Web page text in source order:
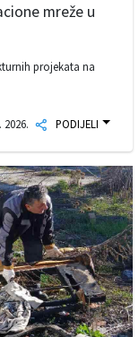
mreže u
projekata na
2026. PODIJELI